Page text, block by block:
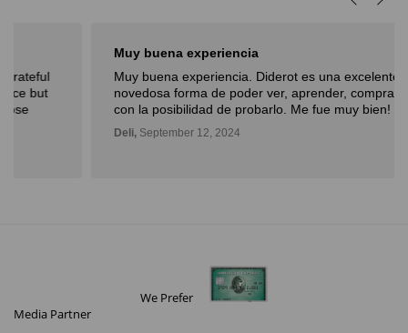
Muy buena experiencia
Muy buena experiencia. Diderot es una excelente y
novedosa forma de poder ver, aprender, comprar arte y
con la posibilidad de probarlo. Me fue muy bien!
September 12, 2024
We Prefer
Media Partner